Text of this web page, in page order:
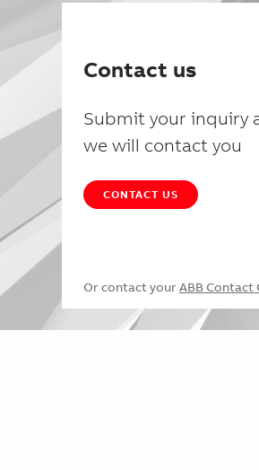
Contact us
Submit your inquiry
we will contact you
CONTACT US
Or contact your ABB Contact